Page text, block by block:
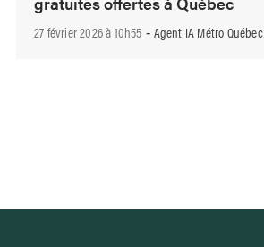
27 février 2026 à 10h55 - Agent IA Métro Québec